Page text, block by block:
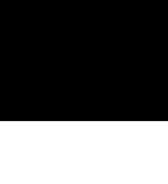
Withdraw